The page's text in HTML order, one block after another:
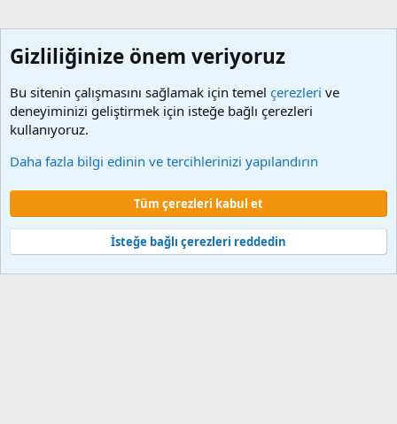
Çerezler
Şartlar ve kurallar
Gizlilik politikası Yardım Ana sayfa
Community platform by XenForo © 2010-2024 XenForo Ltd.
Türkçe yama 🇹🇷 [XGT] Yazılım ve web hizmetleri 2014-2024
Gizliliğinize önem veriyoruz
Bu sitenin çalışmasını sağlamak için temel çerezleri ve
deneyiminizi geliştirmek için isteğe bağlı çerezleri
kullanıyoruz.
Daha fazla bilgi edinin ve tercihlerinizi yapılandırın
Tüm çerezleri kabul et
İsteğe bağlı çerezleri reddedin